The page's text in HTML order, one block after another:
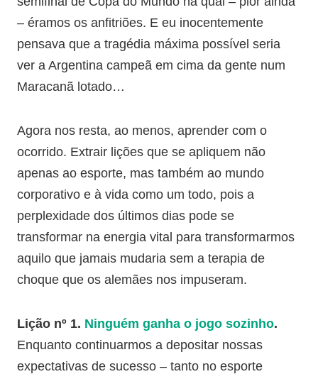
– éramos os anfitriões. E eu inocentemente
pensava que a tragédia máxima possível seria
ver a Argentina campeã em cima da gente num
Maracanã lotado…
Agora nos resta, ao menos, aprender com o
ocorrido. Extrair lições que se apliquem não
apenas ao esporte, mas também ao mundo
corporativo e à vida como um todo, pois a
perplexidade dos últimos dias pode se
transformar na energia vital para transformarmos
aquilo que jamais mudaria sem a terapia de
choque que os alemães nos impuseram.
Lição nº 1. Ninguém ganha o jogo sozinho.
Enquanto continuarmos a depositar nossas
expectativas de sucesso – tanto no esporte